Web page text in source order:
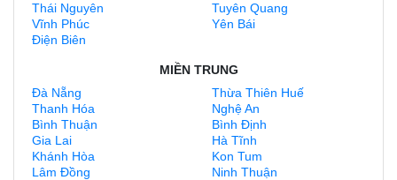
Thái Nguyên
Tuyên Quang
Vĩnh Phúc
Yên Bái
Điện Biên
MIỀN TRUNG
Đà Nẵng
Thừa Thiên Huế
Thanh Hóa
Nghệ An
Bình Thuận
Bình Định
Gia Lai
Hà Tĩnh
Khánh Hòa
Kon Tum
Lâm Đồng
Ninh Thuận